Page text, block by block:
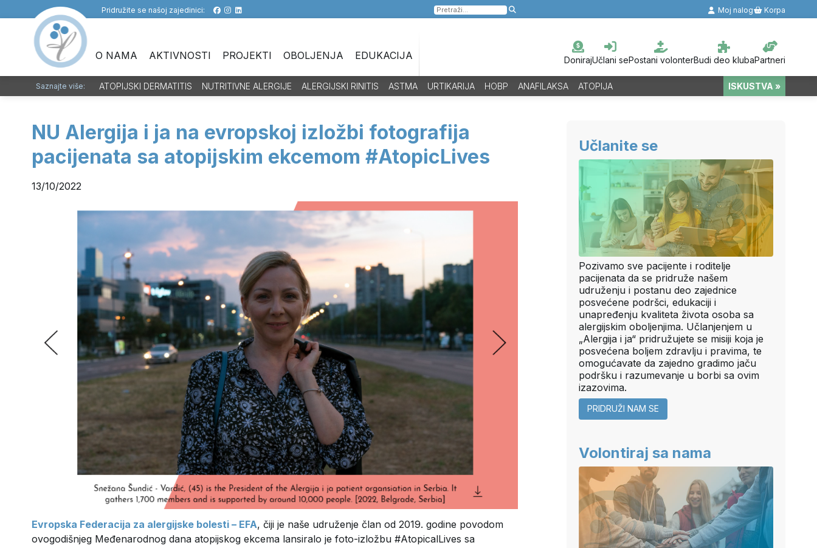
Pridružite se našoj zajedinici:
Pretraga
za:
Moj nalog Korpa
O NAMA AKTIVNOSTI PROJEKTI OBOLJENJA EDUKACIJA DonirajUčlani sePostani volonterBudi deo klubaPartneri
Saznajte više: ATOPIJSKI DERMATITIS NUTRITIVNE ALERGIJE ALERGIJSKI RINITIS ASTMA URTIKARIJA HOBP ANAFILAKSA ATOPIJA ISKUSTVA »
NU Alergija i ja na evropskoj izložbi fotografija
pacijenata sa atopijskim ekcemom #AtopicLives
13/10/2022
Evropska Federacija za alergijske bolesti – EFA, čiji je naše udruženje član od 2019. godine povodom
ovogodišnjeg Međenarodnog dana atopijskog ekcema lansiralo je foto-izložbu #AtopicalLives sa
Učlanite se
Pozivamo sve pacijente i roditelje
pacijenata da se pridruže našem
udruženju i postanu deo zajednice
posvećene podršci, edukaciji i
unapređenju kvaliteta života osoba sa
alergijskim oboljenjima. Učlanjenjem u
„Alergija i ja“ pridružujete se misiji koja je
posvećena boljem zdravlju i pravima, te
omogućavate da zajedno gradimo jaču
podršku i razumevanje u borbi sa ovim
izazovima.
PRIDRUŽI NAM SE
Volontiraj sa nama